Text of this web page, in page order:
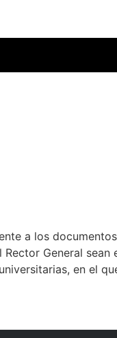
a los
General sean
en el